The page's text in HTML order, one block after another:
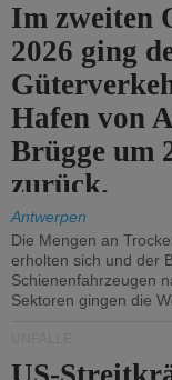
Im zweiten
2026 ging
Hafen von
Brügge um
zurück.
Antwerpen
Die Mengen an
erholten sich und der
Schienenfahrzeugen
Sektoren gingen die